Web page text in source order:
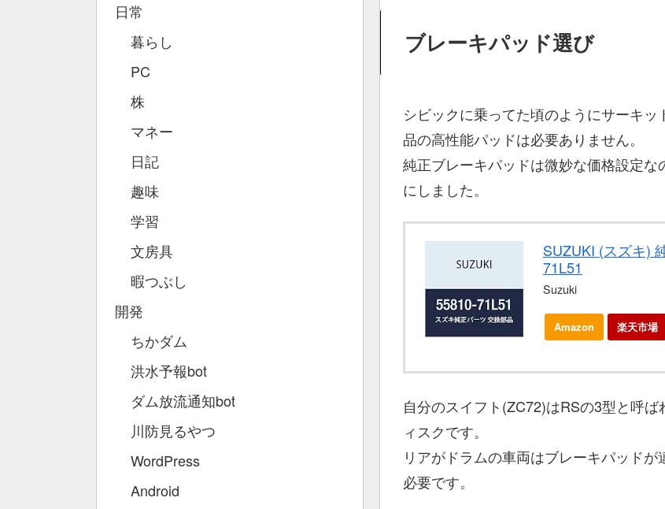
ブレーキパッド選び
シビックに乗ってた頃のようにサーキ
品の高性能パッドは必要ありません。
純正ブレーキパッドは微妙な価格設定
にしました。
SUZUKI (スズキ)
71L51
Suzuki
Amazon 楽天市場
自分のスイフト(ZC72)はRSの3型と呼
ィスクです。
リアがドラムの車両はブレーキパッド
必要です。
日常
暮らし
PC
株
マネー
日記
趣味
学習
文房具
暇つぶし
開発
ちかダム
洪水予報bot
ダム放流通知bot
川防見るやつ
WordPress
Android